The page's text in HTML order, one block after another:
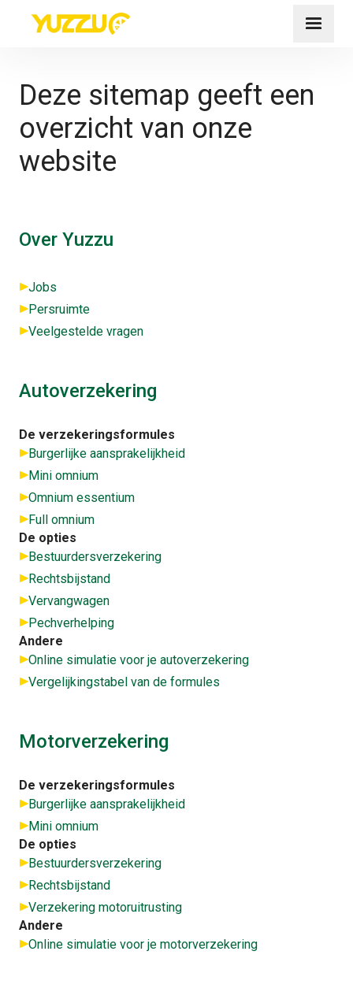
Deze sitemap geeft een
overzicht van onze
website
Over Yuzzu
Jobs
Persruimte
Veelgestelde vragen
Autoverzekering
De verzekeringsformules
Burgerlijke aansprakelijkheid
Mini omnium
Omnium essentium
Full omnium
De opties
Bestuurdersverzekering
Rechtsbijstand
Vervangwagen
Pechverhelping
Andere
Online simulatie voor je autoverzekering
Vergelijkingstabel van de formules
Motorverzekering
De verzekeringsformules
Burgerlijke aansprakelijkheid
Mini omnium
De opties
Bestuurdersverzekering
Rechtsbijstand
Verzekering motoruitrusting
Andere
Online simulatie voor je motorverzekering